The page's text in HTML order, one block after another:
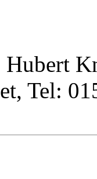
Tel: